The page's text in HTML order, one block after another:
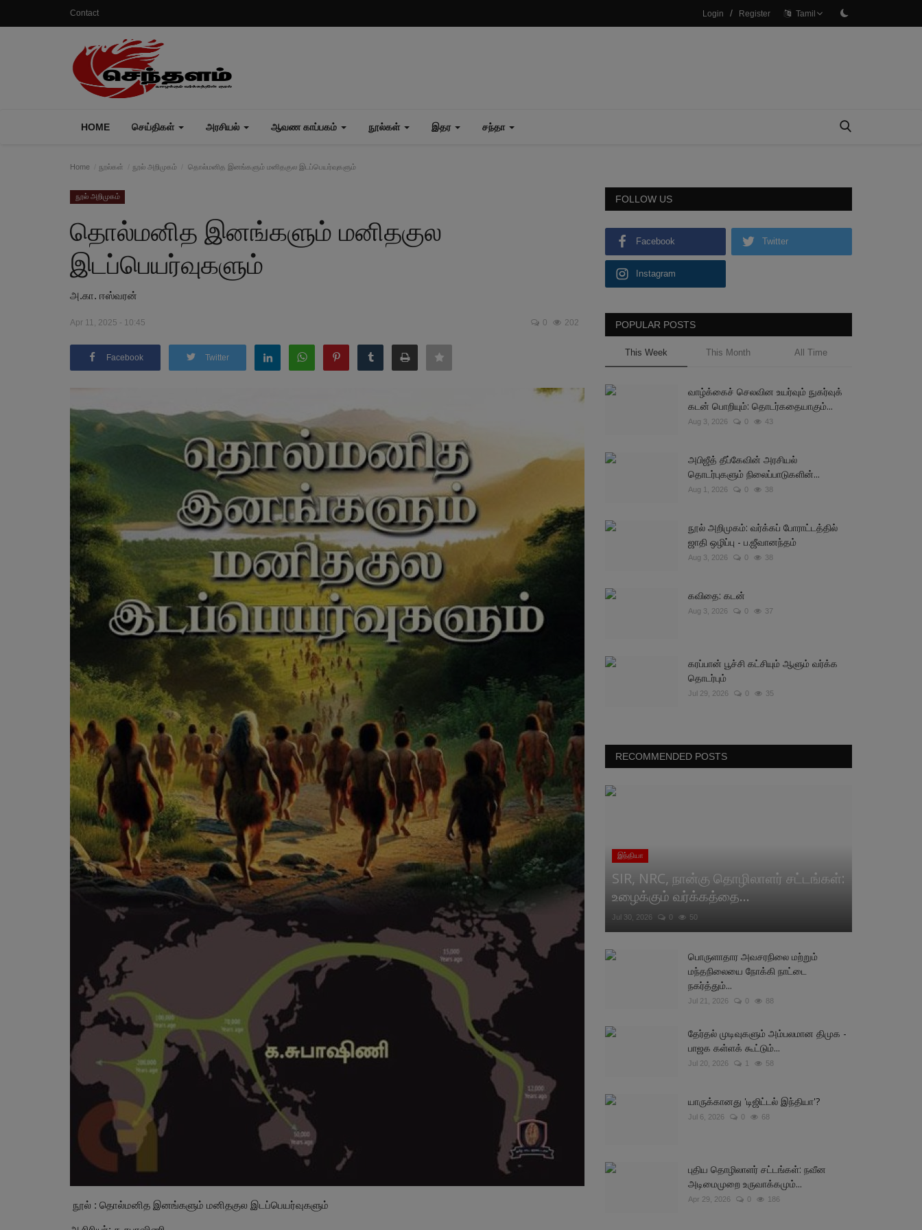
Contact Login / Register Tamil
HOME செய்திகள் அரசியல் ஆவண காப்பகம் நூல்கள் இதர சந்தா
Home நூல்கள் நூல் அறிமுகம் தொல்மனித இனங்களும் மனிதகுல இடப்பெயர்வுகளும்
நூல் அறிமுகம்
தொல்மனித இனங்களும் மனிதகுல
இடப்பெயர்வுகளும்
அ.கா. ஈஸ்வரன்
Apr 11, 2025 - 10:45 0 202
Facebook Twitter
நூல் : தொல்மனித இனங்களும் மனிதகுல இடப்பெயர்வுகளும்
FOLLOW US
Facebook Twitter
Instagram
POPULAR POSTS
This Week This Month All Time
வாழ்க்கைச் செலவின உயர்வும் நுகர்வுக்
கடன் பொறியும்: தொடர்கதையாகும்...
Aug 3, 2026 0 43
அபிஜீத் தீப்கேவின் அரசியல்
தொடர்புகளும் நிலைப்பாடுகளின்...
Aug 1, 2026 0 38
நூல் அறிமுகம்: வர்க்கப் போராட்டத்தில்
ஜாதி ஒழிப்பு - ப.ஜீவானந்தம்
Aug 3, 2026 0 38
கவிதை: கடன்
Aug 3, 2026 0 37
கரப்பான் பூச்சி கட்சியும் ஆளும் வர்க்க
தொடர்பும்
Jul 29, 2026 0 35
RECOMMENDED POSTS
இந்தியா
SIR, NRC, நான்கு தொழிலாளர் சட்டங்கள்:
உழைக்கும் வர்க்கத்தை...
Jul 30, 2026 0 50
பொருளாதார அவசரநிலை மற்றும்
மந்தநிலையை நோக்கி நாட்டை
நகர்த்தும்...
Jul 21, 2026 0 88
தேர்தல் முடிவுகளும் அம்பலமான திமுக -
பாஜக கள்ளக் கூட்டும்...
Jul 20, 2026 1 58
யாருக்கானது 'டிஜிட்டல் இந்தியா'?
Jul 6, 2026 0 68
புதிய தொழிலாளர் சட்டங்கள்: நவீன
அடிமைமுறை உருவாக்கமும்...
Apr 29, 2026 0 186